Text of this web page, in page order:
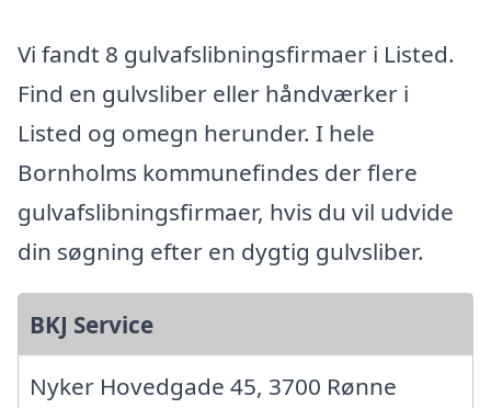
Vi fandt 8 gulvafslibningsfirmaer i Listed.
Find en gulvsliber eller håndværker i
Listed og omegn herunder. I hele
Bornholms kommunefindes der flere
gulvafslibningsfirmaer, hvis du vil udvide
din søgning efter en dygtig gulvsliber.
BKJ Service
Nyker Hovedgade 45, 3700 Rønne